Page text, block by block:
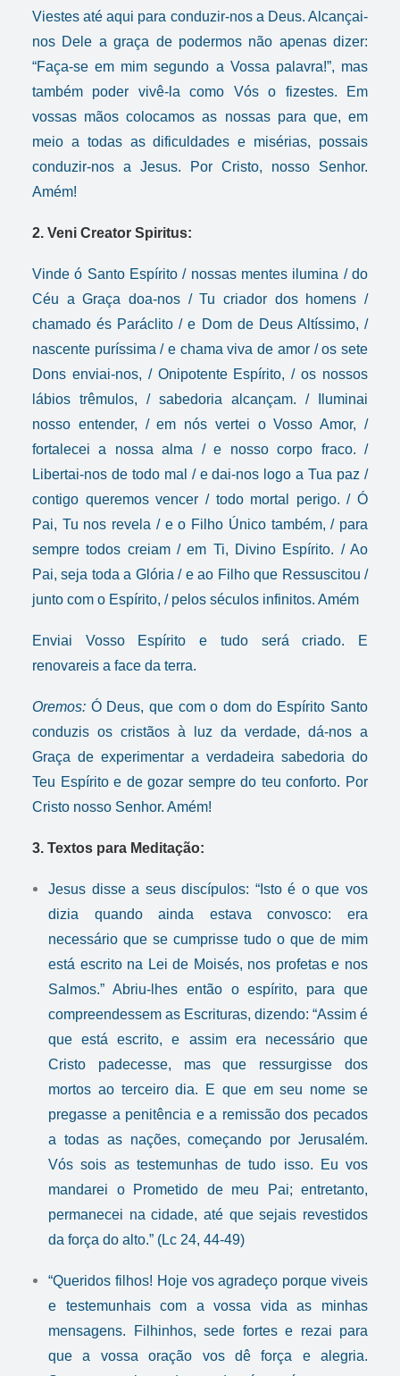
Viestes até aqui para conduzir-nos a Deus. Alcançai-
nos Dele a graça de podermos não apenas dizer:
“Faça-se em mim segundo a Vossa palavra!”, mas
também poder vivê-la como Vós o fizestes. Em
vossas mãos colocamos as nossas para que, em
meio a todas as dificuldades e misérias, possais
conduzir-nos a Jesus. Por Cristo, nosso Senhor.
Amém!
2. Veni Creator Spiritus:
Vinde ó Santo Espírito / nossas mentes ilumina / do
Céu a Graça doa-nos / Tu criador dos homens /
chamado és Paráclito / e Dom de Deus Altíssimo, /
nascente puríssima / e chama viva de amor / os sete
Dons enviai-nos, / Onipotente Espírito, / os nossos
lábios trêmulos, / sabedoria alcançam. / Iluminai
nosso entender, / em nós vertei o Vosso Amor, /
fortalecei a nossa alma / e nosso corpo fraco. /
Libertai-nos de todo mal / e dai-nos logo a Tua paz /
contigo queremos vencer / todo mortal perigo. / Ó
Pai, Tu nos revela / e o Filho Único também, / para
sempre todos creiam / em Ti, Divino Espírito. / Ao
Pai, seja toda a Glória / e ao Filho que Ressuscitou /
junto com o Espírito, / pelos séculos infinitos. Amém
Enviai Vosso Espírito e tudo será criado. E
renovareis a face da terra.
Oremos: Ó Deus, que com o dom do Espírito Santo
conduzis os cristãos à luz da verdade, dá-nos a
Graça de experimentar a verdadeira sabedoria do
Teu Espírito e de gozar sempre do teu conforto. Por
Cristo nosso Senhor. Amém!
3. Textos para Meditação:
Jesus disse a seus discípulos: “Isto é o que vos
dizia quando ainda estava convosco: era
necessário que se cumprisse tudo o que de mim
está escrito na Lei de Moisés, nos profetas e nos
Salmos.” Abriu-lhes então o espírito, para que
compreendessem as Escrituras, dizendo: “Assim é
que está escrito, e assim era necessário que
Cristo padecesse, mas que ressurgisse dos
mortos ao terceiro dia. E que em seu nome se
pregasse a penitência e a remissão dos pecados
a todas as nações, começando por Jerusalém.
Vós sois as testemunhas de tudo isso. Eu vos
mandarei o Prometido de meu Pai; entretanto,
permanecei na cidade, até que sejais revestidos
da força do alto.” (Lc 24, 44-49)
“Queridos filhos! Hoje vos agradeço porque viveis
e testemunhais com a vossa vida as minhas
mensagens. Filhinhos, sede fortes e rezai para
que a vossa oração vos dê força e alegria.